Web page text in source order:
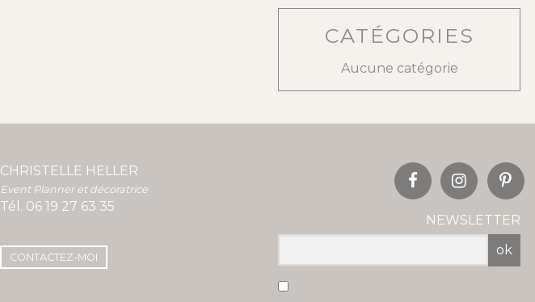
CATÉGORIES
Aucune catégorie
CHRISTELLE HELLER
Event Planner et décoratrice
Tél. 06 19 27 63 35
CONTACTEZ-MOI
NEWSLETTER
ok